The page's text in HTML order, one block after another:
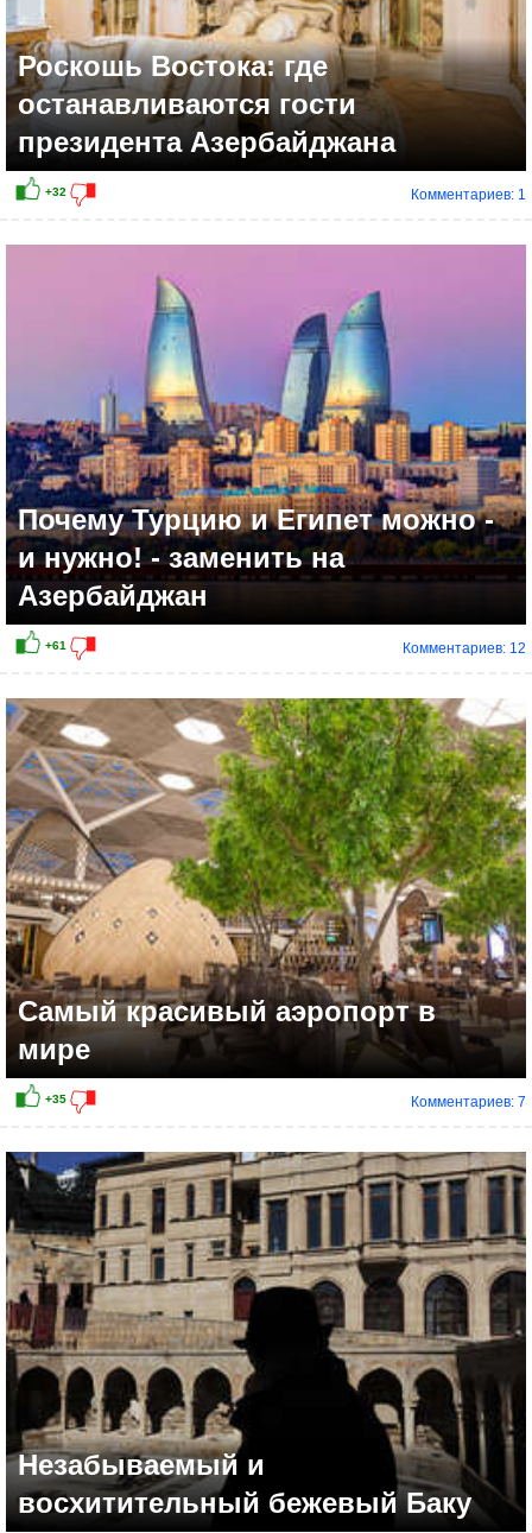
+24
Роскошь Востока: где
останавливаются гости
президента Азербайджана
Комментариев: 1
Почему Турцию и Египет можно -
и нужно! - заменить на
Азербайджан
Комментариев: 12
Самый красивый аэропорт в
мире
Комментариев: 7
Незабываемый и
восхитительный бежевый Баку